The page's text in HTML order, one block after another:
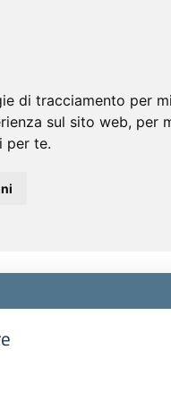
di tracciamento per
sul sito web, per
per te.